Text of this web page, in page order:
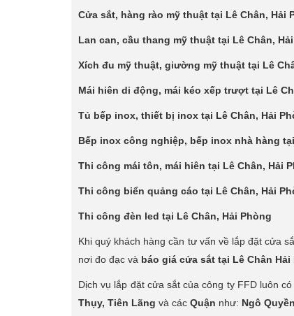
Cửa sắt, hàng rào mỹ thuật tại Lê Chân, Hải
Lan can, cầu thang mỹ thuật tại Lê Chân,
Xích đu mỹ thuật, giường mỹ thuật tại Lê
Mái hiên di động, mái kéo xếp trượt tại Lê
Tủ bếp inox, thiết bị inox tại Lê Chân, Hải
Bếp inox công nghiệp, bếp inox nhà hàng
Thi công mái tôn, mái hiên tại Lê Chân, Hải
Thi công biển quảng cáo tại Lê Chân, Hải
Thi công đèn led tại Lê Chân, Hải Phòng
Khi quý khách hàng cần tư vấn về lắp đặt cửa
nơi đo đạc và báo giá cửa sắt tại Lê Chân Hải
Dịch vụ lắp đặt cửa sắt của công ty FFD luôn
Thụy, Tiên Lãng và các Quận như: Ngô